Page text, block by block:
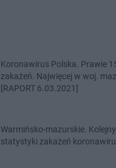
Koronawirus Polska. Prawie
zakażeń. Najwięcej w woj.
[RAPORT 6.03.2021]
Warmińsko-mazurskie.
statystyki zakażeń